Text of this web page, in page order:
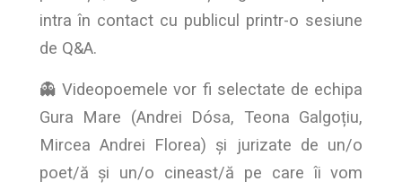
intra în contact cu publicul printr-o sesiune
de Q&A.
👻 Videopoemele vor fi selectate de echipa
Gura Mare (Andrei Dósa, Teona Galgoțiu,
Mircea Andrei Florea) și jurizate de un/o
poet/ă și un/o cineast/ă pe care îi vom